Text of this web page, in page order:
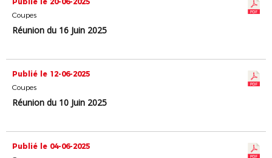
Coupes
Réunion du 16 Juin 2025
Publié le 12-06-2025
Coupes
Réunion du 10 Juin 2025
Publié le 04-06-2025